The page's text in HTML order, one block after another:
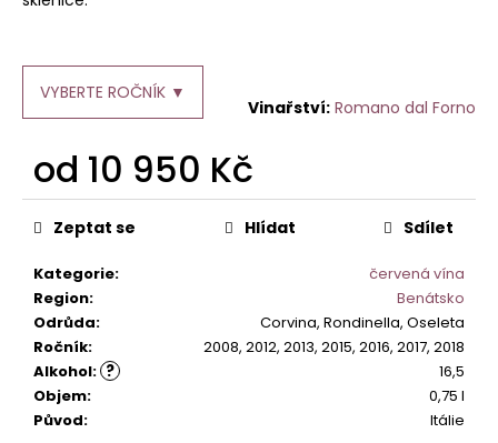
VYBERTE ROČNÍK ▼
Romano dal Forno
od 10 950 Kč
Měrná
cena:
Kategorie:
červená vína
Region:
Benátsko
Odrůda:
Corvina, Rondinella, Oseleta
Ročník: 2008, 2012, 2013, 2015, 2016, 2017, 2018
?
Alkohol:
16,5
Objem:
0,75 l
Původ: Itálie
Zeptat se Hlídat Sdílet
o
p
o
u
č
u
e
m
e